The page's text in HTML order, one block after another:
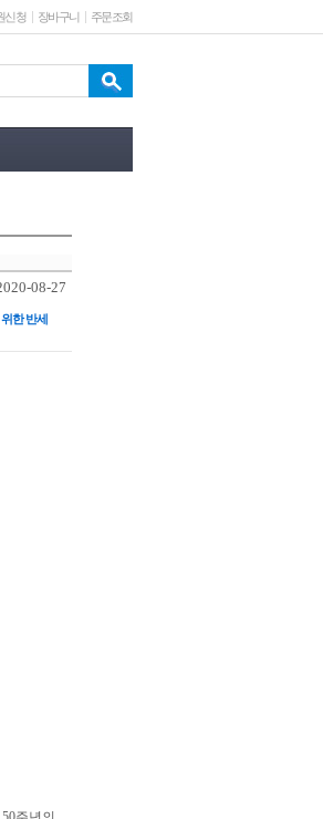
신청 장바구니 주문조회
08-27
한 반세